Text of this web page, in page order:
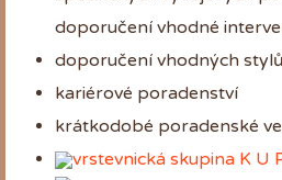
doporučení vhodné
doporučení vhodných
kariérové poradenství
krátkodobé poradenské
vrstevnická skupina K U